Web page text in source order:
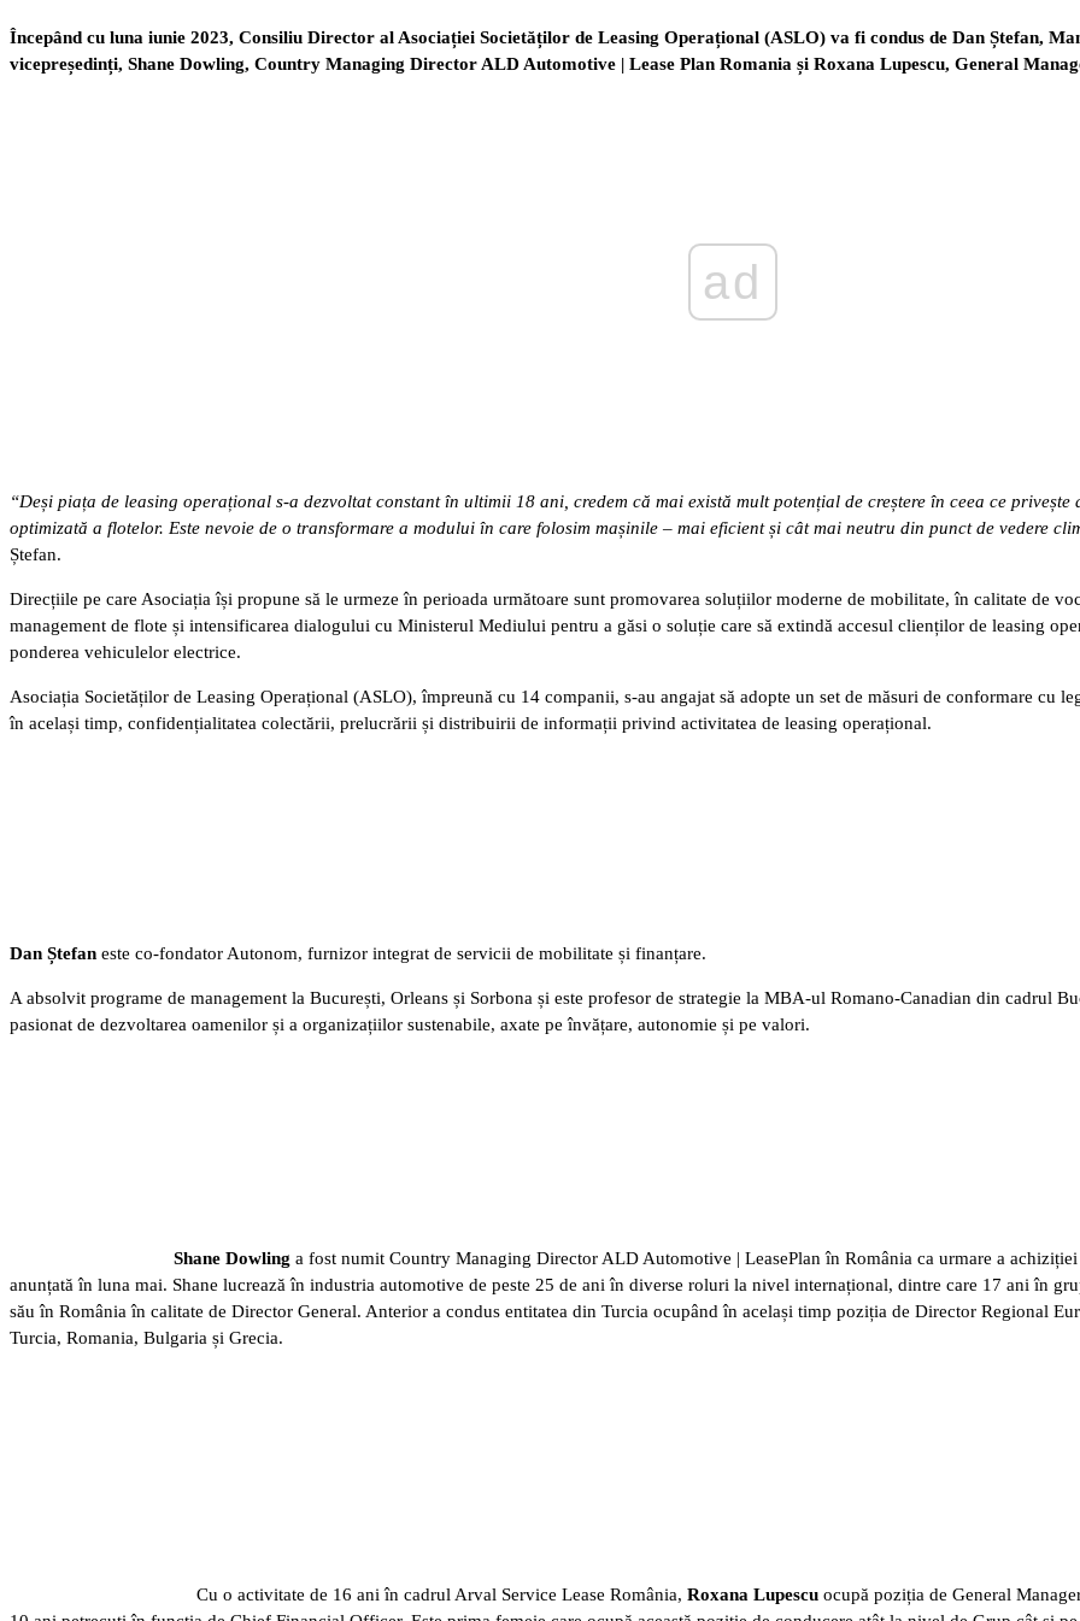
Începând cu luna iunie 2023, Consiliu Director al Asociației Societăților de Leasing Operațional (ASLO) va fi condus de Dan Ștefan,
vicepreședinți, Shane Dowling, Country Managing Director ALD Automotive | Lease Plan Romania și Roxana Lupescu, General
ad
“Deși piața de leasing operațional s-a dezvoltat constant în ultimii 18 ani, credem că mai există mult potențial de creștere în ceea ce
optimizată a flotelor. Este nevoie de o transformare a modului în care folosim mașinile – mai eficient și cât mai neutru din punct de vedere
Ștefan.
Direcțiile pe care Asociația își propune să le urmeze în perioada următoare sunt promovarea soluțiilor moderne de mobilitate, în calitate de
management de flote și intensificarea dialogului cu Ministerul Mediului pentru a găsi o soluție care să extindă accesul clienților de leasing
ponderea vehiculelor electrice.
Asociația Societăților de Leasing Operațional (ASLO), împreună cu 14 companii, s-au angajat să adopte un set de măsuri de conformare cu
în același timp, confidențialitatea colectării, prelucrării și distribuirii de informații privind activitatea de leasing operațional.
Dan Ștefan este co-fondator Autonom, furnizor integrat de servicii de mobilitate și finanțare.
A absolvit programe de management la București, Orleans și Sorbona și este profesor de strategie la MBA-ul Romano-Canadian din cadrul
pasionat de dezvoltarea oamenilor și a organizațiilor sustenabile, axate pe învățare, autonomie și pe valori.
Shane Dowling a fost numit Country Managing Director ALD Automotive | LeasePlan în România ca urmare a
anunțată în luna mai. Shane lucrează în industria automotive de peste 25 de ani în diverse roluri la nivel internațional, dintre care 17 ani în
său în România în calitate de Director General. Anterior a condus entitatea din Turcia ocupând în același timp poziția de Director Regional
Turcia, Romania, Bulgaria și Grecia.
Cu o activitate de 16 ani în cadrul Arval Service Lease România, Roxana Lupescu ocupă poziția de General